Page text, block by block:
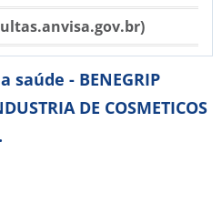
- BENEGRIP
DE COSMETICOS